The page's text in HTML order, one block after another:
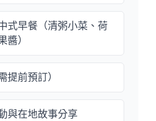
式早餐（清粥小菜、荷
醬）
提前預訂）
與在地故事分享